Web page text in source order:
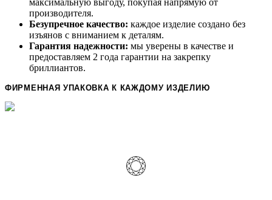
максимальную выгоду, покупая напрямую от
производителя.
Безупречное качество: каждое изделие создано без
изъянов с вниманием к деталям.
Гарантия надежности: мы уверены в качестве и
предоставляем 2 года гарантии на закрепку
бриллиантов.
ФИРМЕННАЯ УПАКОВКА К КАЖДОМУ ИЗДЕЛИЮ